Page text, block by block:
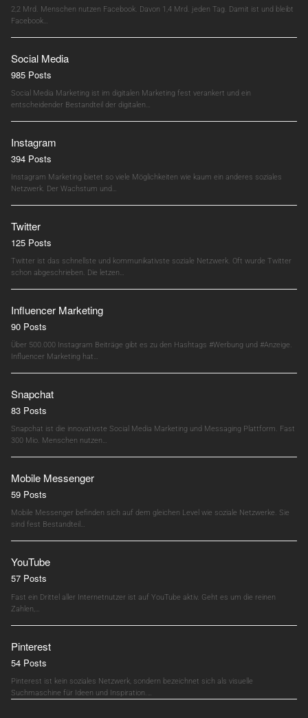
2,2 Mrd. Menschen nutzen Facebook. Davon 1,4 Mrd. jeden Tag. Damit ist und bleibt
Facebook…
Social Media
985 Posts
Social Media Marketing ist im digitalen Marketing fest verankert und ein
entscheidender Bestandteil der digitalen…
Instagram
394 Posts
Instagram Marketing bietet so viele Möglichkeiten wie kaum ein anderes soziales
Netzwerk. Der Wachstum und…
Twitter
125 Posts
Twitter ist das schnellste und kommunikativste soziale Netzwerk. Oft wurde Twitter
schon abgeschrieben. Die letzen…
Influencer Marketing
90 Posts
Über 500.000 Instagram Beiträge gibt es zu den Hashtags #Werbung und #Anzeige.
Influencer Marketing hat…
Snapchat
83 Posts
Snapchat ist die innovativste Social Media Marketing und Messaging Plattform. Fast
300 Mio. Menschen nutzen…
Mobile Messenger
59 Posts
Mobile Messenger befinden sich auf dem gleichen Level wie soziale Netzwerke. Sie
sind fest Bestandteil…
YouTube
57 Posts
Fast ein Drittel aller Internetnutzer ist auf YouTube aktiv. Geht es um die reinen
Zahlen,…
Pinterest
54 Posts
Pinterest ist kein soziales Netzwerk, sondern bezeichnet sich als visuelle
Suchmaschine für Ideen und Inspiration.…